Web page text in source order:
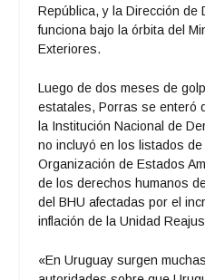
República, y la Dirección de
funciona bajo la órbita del
Exteriores.
Luego de dos meses de
estatales, Porras se enteró
la Institución Nacional de
no incluyó en los listados
Organización de Estados
de los derechos humanos
del BHU afectadas por el
inflación de la Unidad
«En Uruguay surgen